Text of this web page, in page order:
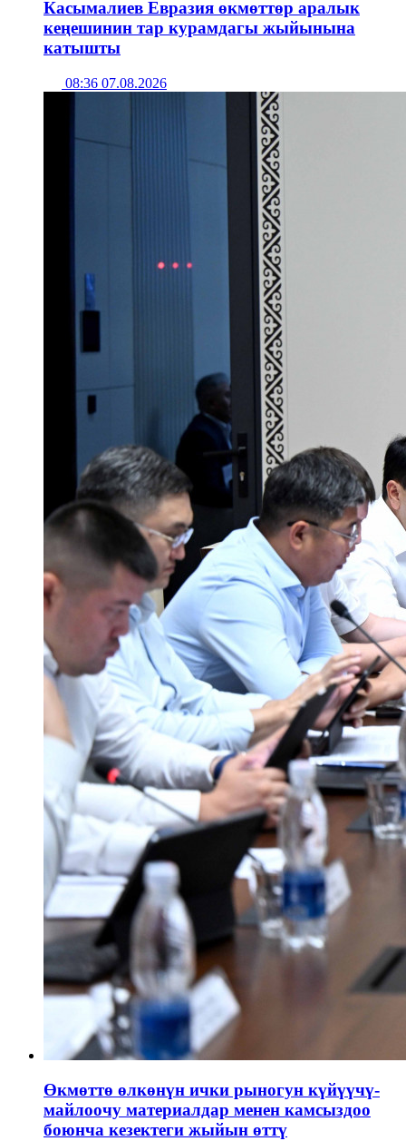
Касымалиев Евразия өкмөттөр аралык
кеңешинин тар курамдагы жыйынына
катышты
08:36 07.08.2026
Өкмөттө өлкөнүн ички рыногун күйүүчү-
майлоочу материалдар менен камсыздоо
боюнча кезектеги жыйын өттү